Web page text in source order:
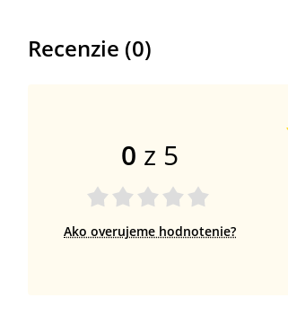
Recenzie (0)
0 z 5
Ako overujeme hodnotenie?